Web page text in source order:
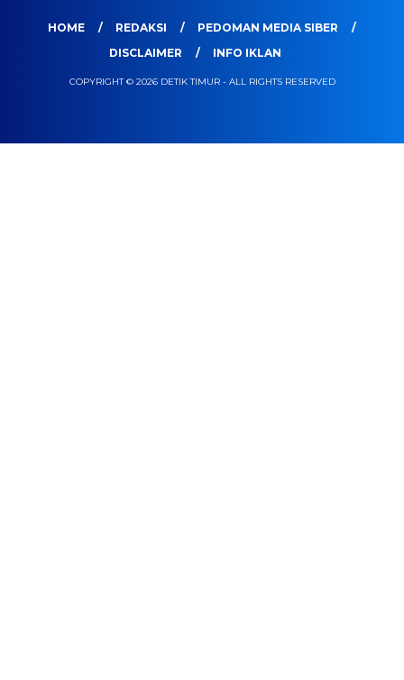
HOME REDAKSI
PEDOMAN MEDIA SIBER
DISCLAIMER
INFO IKLAN
COPYRIGHT © 2026 DETIK TIMUR - ALL RIGHTS RESERVED